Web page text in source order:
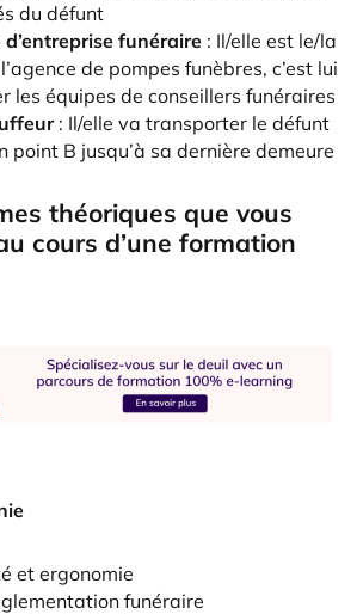
du défunt
d’entreprise funéraire : Il/elle est le/la
de pompes funèbres, c’est lui
les équipes de conseillers funéraires
: Il/elle va transporter le défunt
point B jusqu’à sa dernière demeure
théoriques que vous
cours d’une formation
et ergonomie
funéraire